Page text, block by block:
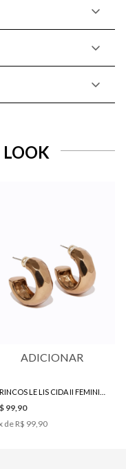
G
ADICIONAR
99,90
de R$ 99,90